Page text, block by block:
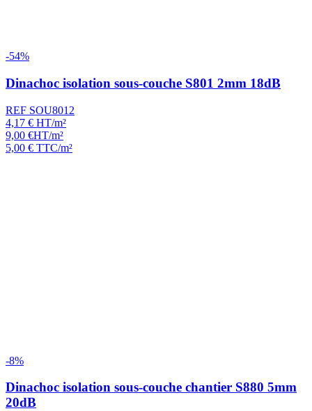
-54%
Dinachoc isolation sous-couche S801 2mm 18dB
REF SOU8012
4,17 € HT/m²
9,00 €HT/m²
5,00 € TTC/m²
-8%
Dinachoc isolation sous-couche chantier S880 5mm
20dB